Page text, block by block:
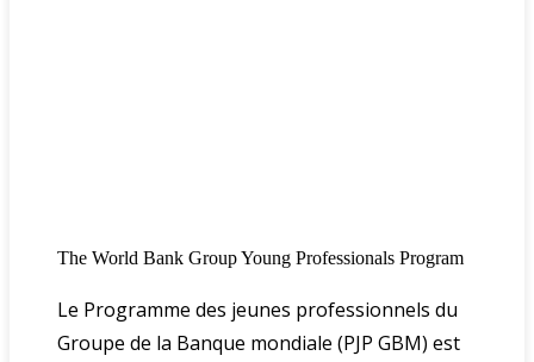
The World Bank Group Young Professionals Program
Le Programme des jeunes professionnels du
Groupe de la Banque mondiale (PJP GBM) est